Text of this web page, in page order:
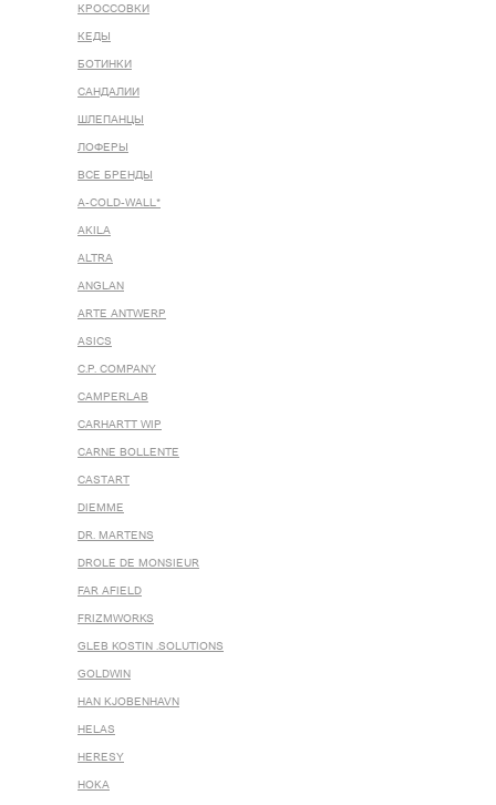
КРОССОВКИ
КЕДЫ
БОТИНКИ
САНДАЛИИ
ШЛЕПАНЦЫ
ЛОФЕРЫ
ВСЕ БРЕНДЫ
A-COLD-WALL*
AKILA
ALTRA
ANGLAN
ARTE ANTWERP
ASICS
C.P. COMPANY
CAMPERLAB
CARHARTT WIP
CARNE BOLLENTE
CASTART
DIEMME
DR. MARTENS
DROLE DE MONSIEUR
FAR AFIELD
FRIZMWORKS
GLEB KOSTIN .SOLUTIONS
GOLDWIN
HAN KJOBENHAVN
HELAS
HERESY
HOKA